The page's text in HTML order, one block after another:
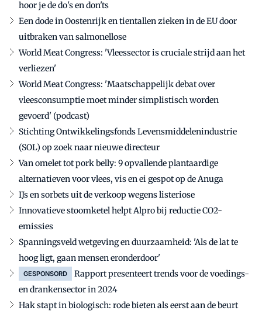
hoor je de do's en don'ts
Een dode in Oostenrijk en tientallen zieken in de EU door
uitbraken van salmonellose
World Meat Congress: 'Vleessector is cruciale strijd aan het
verliezen'
World Meat Congress: 'Maatschappelijk debat over
vleesconsumptie moet minder simplistisch worden
gevoerd' (podcast)
Stichting Ontwikkelingsfonds Levensmiddelenindustrie
(SOL) op zoek naar nieuwe directeur
Van omelet tot pork belly: 9 opvallende plantaardige
alternatieven voor vlees, vis en ei gespot op de Anuga
IJs en sorbets uit de verkoop wegens listeriose
Innovatieve stoomketel helpt Alpro bij reductie CO2-
emissies
Spanningsveld wetgeving en duurzaamheid: 'Als de lat te
hoog ligt, gaan mensen eronderdoor'
GESPONSORD
Rapport presenteert trends voor de voedings-
en drankensector in 2024
Hak stapt in biologisch: rode bieten als eerst aan de beurt